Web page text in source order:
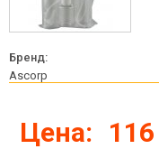
Бренд:
Ascorp
Цена: 116